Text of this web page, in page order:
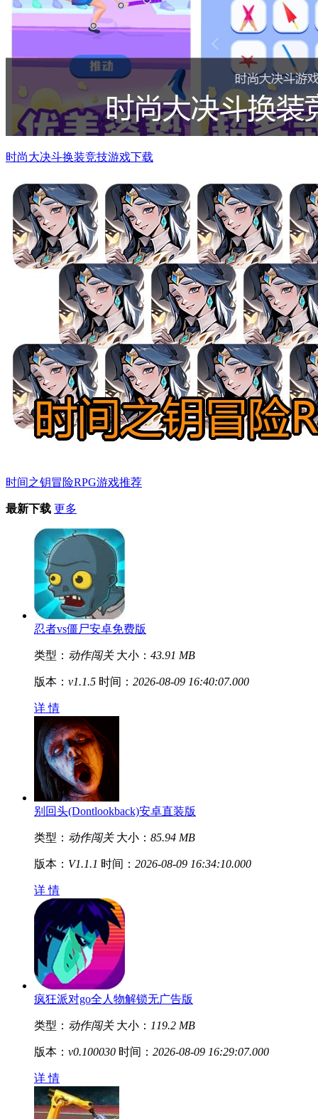
时尚大决斗换装竞技游戏下载
时间之钥冒险RPG游戏推荐
最新下载 更多
忍者vs僵尸安卓免费版
类型： 动作闯关 大小： 43.91 MB
版本： v1.1.5 时间： 2026-08-09 16:40:07.000
详 情
别回头(Dontlookback)安卓直装版
类型： 动作闯关 大小： 85.94 MB
版本： V1.1.1 时间： 2026-08-09 16:34:10.000
详 情
疯狂派对go全人物解锁无广告版
类型： 动作闯关 大小： 119.2 MB
版本： v0.100030 时间： 2026-08-09 16:29:07.000
详 情